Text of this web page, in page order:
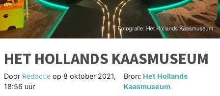
HET HOLLANDS KAASMUSEUM
Door Redactie op 8 oktober 2021,
18:56 uur
Bron: Het Hollands
Kaasmuseum